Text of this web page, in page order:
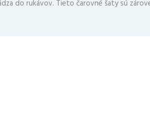
do rukávov. Tieto čarovné šaty sú